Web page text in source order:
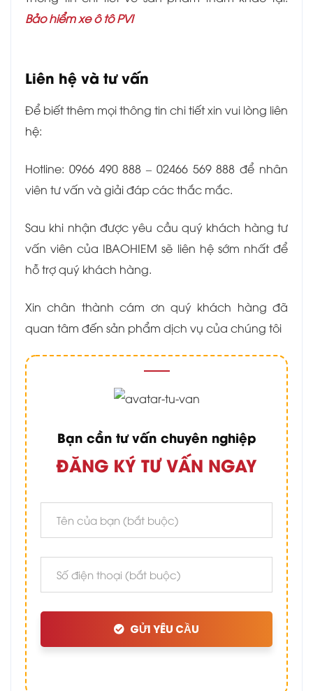
Bảo hiểm xe ô tô PVI
Liên hệ và tư vấn
Để biết thêm mọi thông tin chi tiết xin vui lòng liên
hệ:
Hotline: 0966 490 888 – 02466 569 888 để nhân
viên tư vấn và giải đáp các thắc mắc.
Sau khi nhận được yêu cầu quý khách hàng tư
vấn viên của IBAOHIEM sẽ liên hệ sớm nhất để
hỗ trợ quý khách hàng.
Xin chân thành cám ơn quý khách hàng đã
quan tâm đến sản phẩm dịch vụ của chúng tôi
Bạn cần tư vấn chuyên nghiệp
ĐĂNG KÝ TƯ VẤN NGAY
GỬI YÊU CẦU